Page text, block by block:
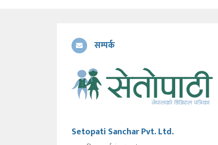
सम्पर्क
Setopati Sanchar Pvt. Ltd.